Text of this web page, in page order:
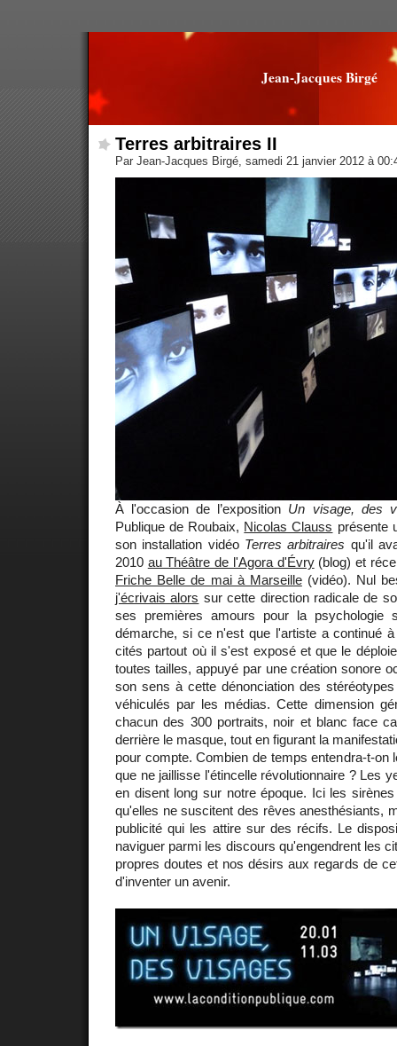
Jean-Jacques Birgé
Terres arbitraires II
Par Jean-Jacques Birgé, samedi 21 janvier 2012 à
À l'occasion de l’exposition Un visage, des
Publique de Roubaix, Nicolas Clauss présente
son installation vidéo Terres arbitraires qu'il
2010 au Théâtre de l'Agora d'Évry(blog) et
Friche Belle de mai à Marseille(vidéo). Nul
j'écrivais alors sur cette direction radicale de
ses premières amours pour la psychologie
démarche, si ce n'est que l'artiste a continué
cités partout où il s'est exposé et que le
toutes tailles, appuyé par une création sonore
son sens à cette dénonciation des
véhiculés par les médias. Cette dimension
chacun des 300 portraits, noir et blanc face
derrière le masque, tout en figurant la
pour compte. Combien de temps entendra-t-on
que ne jaillisse l'étincelle révolutionnaire ? Les
en disent long sur notre époque. Ici les
qu'elles ne suscitent des rêves anesthésiants,
publicité qui les attire sur des récifs. Le
naviguer parmi les discours qu'engendrent les
propres doutes et nos désirs aux regards de
d'inventer un avenir.